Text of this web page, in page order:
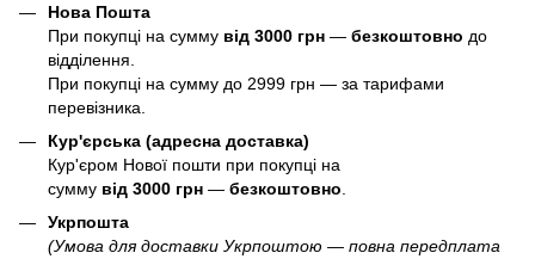
Нова Пошта
При покупці на сумму від 3000 грн — безкоштовно до
відділення.
При покупці на сумму до 2999 грн — за тарифами
перевізника.
Кур'єрська (адресна доставка)
Кур'єром Нової пошти при покупці на
сумму від 3000 грн — безкоштовно
Укрпошта
(Умова для доставки Укрпоштою — повна передплата